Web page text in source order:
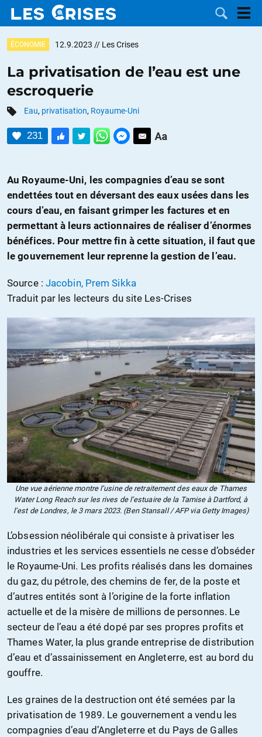
DOSSIERS
CATÉGORIES
NOUS
CONTACTER
DON
ÉCONOMIE 12.9.2023 // Les Crises
La privatisation de l’eau est une
escroquerie
Eau, privatisation, Royaume-Uni
231
Au Royaume-Uni, les compagnies d’eau se sont
endettées tout en déversant des eaux usées dans les
cours d’eau, en faisant grimper les factures et en
permettant à leurs actionnaires de réaliser d’énormes
bénéfices. Pour mettre fin à cette situation, il faut que
le gouvernement leur reprenne la gestion de l’eau.
Source : Jacobin, Prem Sikka
Traduit par les lecteurs du site Les-Crises
Une vue aérienne montre l’usine de retraitement des eaux de Thames
Water Long Reach sur les rives de l’estuaire de la Tamise à Dartford, à
l’est de Londres, le 3 mars 2023. (Ben Stansall / AFP via Getty Images)
L’obsession néolibérale qui consiste à privatiser les
industries et les services essentiels ne cesse d’obséder
le Royaume-Uni. Les profits réalisés dans les domaines
du gaz, du pétrole, des chemins de fer, de la poste et
d’autres entités sont à l’origine de la forte inflation
actuelle et de la misère de millions de personnes. Le
secteur de l’eau a été dopé par ses propres profits et
Thames Water, la plus grande entreprise de distribution
d’eau et d’assainissement en Angleterre, est au bord du
gouffre.
Les graines de la destruction ont été semées par la
privatisation de 1989. Le gouvernement a vendu les
compagnies d’eau d’Angleterre et du Pays de Galles